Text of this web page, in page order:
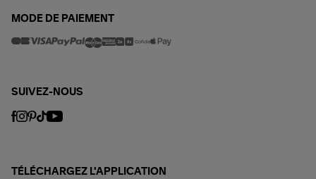
MODE DE PAIEMENT
SUIVEZ-NOUS
TÉLÉCHARGEZ L'APPLICATION